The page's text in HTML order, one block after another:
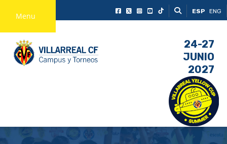
Menu ESP ENG
24-27
JUNIO
2027